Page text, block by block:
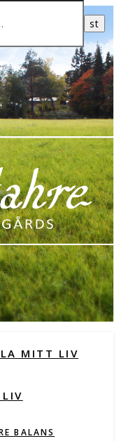
MITT LIV
BALANS